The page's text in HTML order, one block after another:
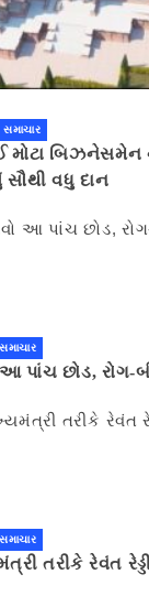
મોટા
વધુ દાન
આ પાંચ છોડ, રોગ-
તરીકે રેવંત